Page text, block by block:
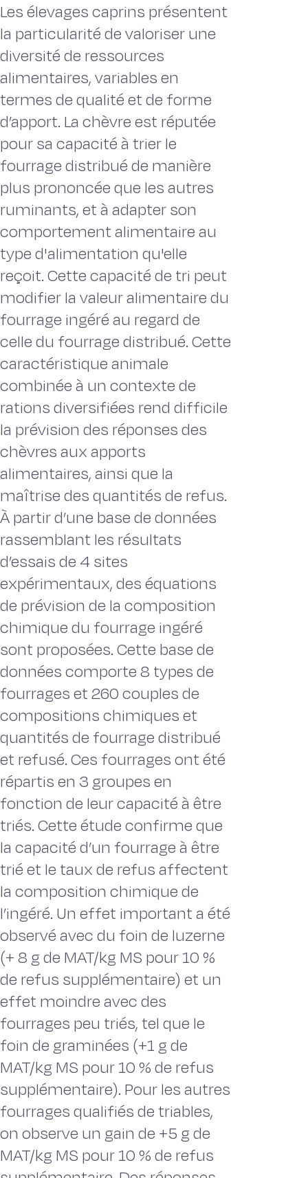
Les élevages caprins présentent
la particularité de valoriser une
diversité de ressources
alimentaires, variables en
termes de qualité et de forme
d’apport. La chèvre est réputée
pour sa capacité à trier le
fourrage distribué de manière
plus prononcée que les autres
ruminants, et à adapter son
comportement alimentaire au
type d'alimentation qu'elle
reçoit. Cette capacité de tri peut
modifier la valeur alimentaire du
fourrage ingéré au regard de
celle du fourrage distribué. Cette
caractéristique animale
combinée à un contexte de
rations diversifiées rend difficile
la prévision des réponses des
chèvres aux apports
alimentaires, ainsi que la
maîtrise des quantités de refus.
À partir d’une base de données
rassemblant les résultats
d’essais de 4 sites
expérimentaux, des équations
de prévision de la composition
chimique du fourrage ingéré
sont proposées. Cette base de
données comporte 8 types de
fourrages et 260 couples de
compositions chimiques et
quantités de fourrage distribué
et refusé. Ces fourrages ont été
répartis en 3 groupes en
fonction de leur capacité à être
triés. Cette étude confirme que
la capacité d’un fourrage à être
trié et le taux de refus affectent
la composition chimique de
l’ingéré. Un effet important a été
observé avec du foin de luzerne
(+ 8 g de MAT/kg MS pour 10 %
de refus supplémentaire) et un
effet moindre avec des
fourrages peu triés, tel que le
foin de graminées (+1 g de
MAT/kg MS pour 10 % de refus
supplémentaire). Pour les autres
fourrages qualifiés de triables,
on observe un gain de +5 g de
MAT/kg MS pour 10 % de refus